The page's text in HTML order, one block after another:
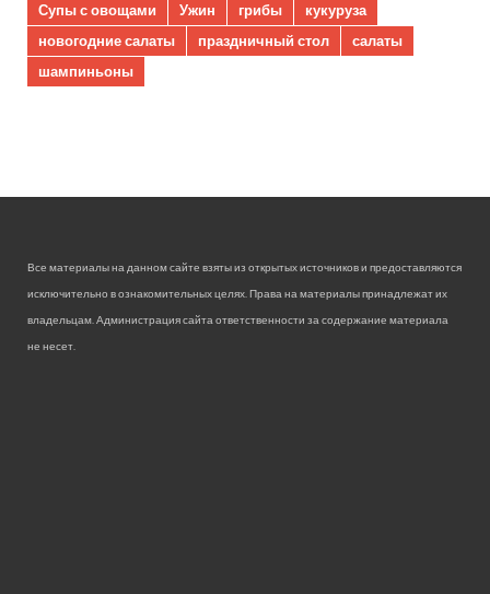
Супы с овощами
Ужин грибы
кукуруза
новогодние салаты
праздничный стол
салаты
шампиньоны
Все материалы на данном сайте взяты из открытых источников и предоставляются
исключительно в ознакомительных целях. Права на материалы принадлежат их
владельцам. Администрация сайта ответственности за содержание материала
не несет.